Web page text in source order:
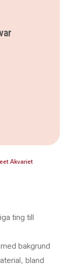
på
Akvariet
ting till
bakgrund
bland